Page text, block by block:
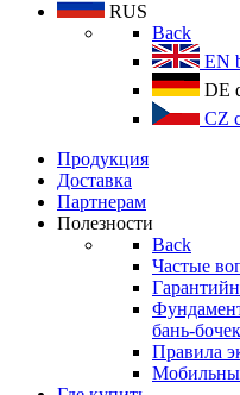
RUS
Back
EN
DE
CZ
Продукция
Доставка
Партнерам
Полезности
Back
Частые
бань-бочек
Правила